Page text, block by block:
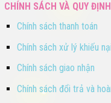
CHÍNH SÁCH VÀ QUY ĐỊNH
Chính sách thanh toán
Chính sách xử lý khiếu nại
Chính sách giao nhận
Chính sách đổi trả và